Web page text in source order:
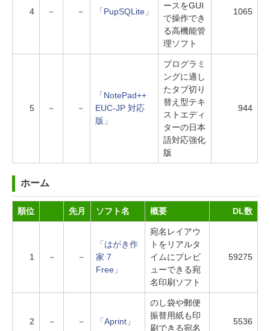
4 － － 「PupSQLite」
ースをGUI
で操作でき
る高機能管
理ソフト
1065
5 － －
「NotePad++
EUC-JP 対応
版」
プログラミ
ングに適し
たタブ切り
替え型テキ
ストエディ
ターの日本
語対応強化
版
944
ホーム
順位 先月 ソフト名 概要 DL数
1 － －
「はがき作
家 7
Free」
宛名レイアウ
トをリアルタ
イムにプレビ
ューできる宛
名印刷ソフト
59275
2 － － 「Aprint」
のし袋や郵便
振替用紙も印
刷できる宛名
5536